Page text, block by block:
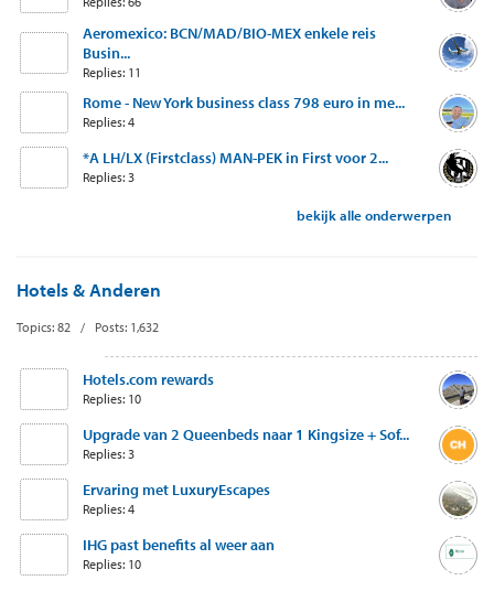
Aeromexico: BCN/MAD/BIO-MEX enkele reis
Busin...
Replies: 11
Rome - New York business class 798 euro in me...
Replies: 4
*A LH/LX (Firstclass) MAN-PEK in First voor 2...
Replies: 3
bekijk alle onderwerpen
Hotels & Anderen
Topics: 82 / Posts: 1,632
Hotels.com rewards
Replies: 10
Upgrade van 2 Queenbeds naar 1 Kingsize + Sof...
Replies: 3
Ervaring met LuxuryEscapes
Replies: 4
IHG past benefits al weer aan
Replies: 10